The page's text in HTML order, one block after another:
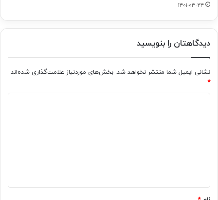
۱۴۰۱-۰۳-۲۴
دیدگاهتان را بنویسید
نشانی ایمیل شما منتشر نخواهد شد. بخش‌های موردنیاز علامت‌گذاری شده‌اند
*
*